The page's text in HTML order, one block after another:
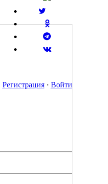
Регистрация · Войти